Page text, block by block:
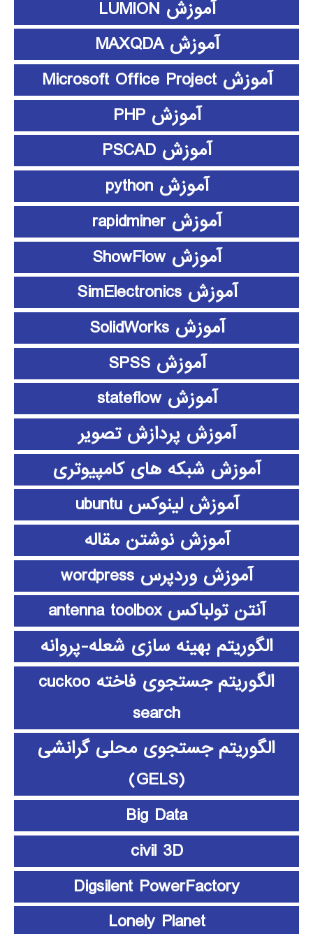
آموزش LUMION
آموزش MAXQDA
آموزش Microsoft Office Project
آموزش PHP
آموزش PSCAD
آموزش python
آموزش rapidminer
آموزش ShowFlow
آموزش SimElectronics
آموزش SolidWorks
آموزش SPSS
آموزش stateflow
آموزش پردازش تصویر
آموزش شبکه های کامپیوتری
آموزش لینوکس ubuntu
آموزش نوشتن مقاله
آموزش وردپرس wordpress
آنتن تولباکس antenna toolbox
الگوریتم بهینه سازی شعله-پروانه
الگوریتم جستجوی فاخته cuckoo
search
الگوریتم جستجوی محلی گرانشی
(GELS)
Big Data
civil 3D
Digsilent PowerFactory
Lonely Planet